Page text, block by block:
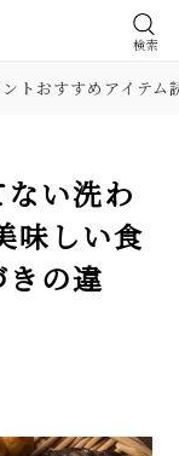
検索
トおすすめアイテム
ない洗わ
味しい食
の違
「石焼きビ
。具材のナム
シピ。味噌
！
手作り梅干
）。初めて
と「塩漬